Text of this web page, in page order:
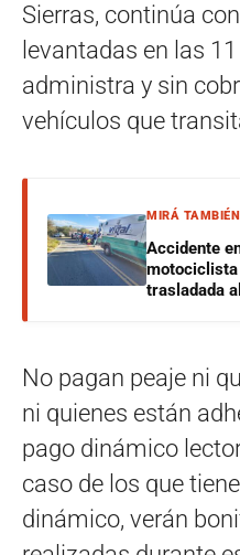
Sierras, continúa
levantadas en las
administra y sin
vehículos que
MIRÁ TAMBIÉN
Accidente
trasladada
No pagan peaje ni
ni quienes están
pago dinámico
caso de los que
dinámico, verán